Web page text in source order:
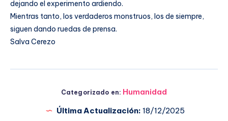
dejando el experimento ardiendo.
Mientras tanto, los verdaderos monstruos, los de siempre,
siguen dando ruedas de prensa.
Salva Cerezo
Categorizado en: Humanidad
Última Actualización: 18/12/2025